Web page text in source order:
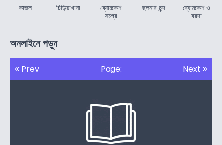
কাজল চিড়িয়াখানা
ব্যোমকেশ
সমগ্র
ছলনার ছন্দ
ব্যোমকেশ ও
বরদা
অনলাইনে পড়ুন
Prev Page: Next